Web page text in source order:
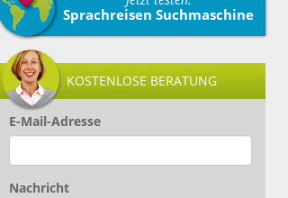
Sprachreisen Suchmaschine
KOSTENLOSE BERATUNG
E-Mail-Adresse
Nachricht